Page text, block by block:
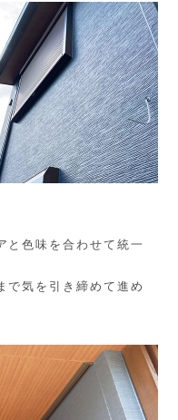
と色味を合わせて統一
で気を引き締めて進め